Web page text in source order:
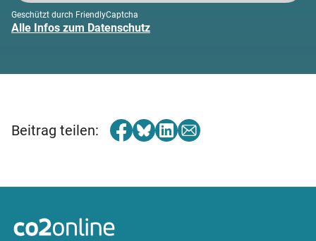
Geschützt durch FriendlyCaptcha
Alle Infos zum Datenschutz
Beitrag teilen: